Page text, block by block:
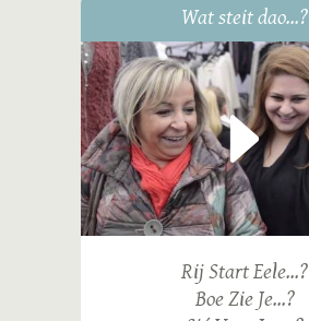
Wat steit dao...?
Rij Start Eele...?
Boe Zie Je...?